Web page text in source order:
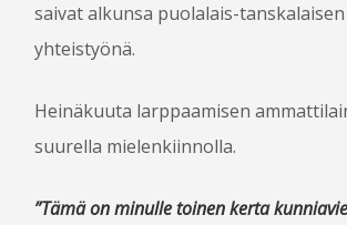
VAPAAEHTOISILLE
PELINJOHTAJAKSI
LIPUT
saivat alkunsa puolalais-
yhteistyönä.
Heinäkuuta larppaamisen
suurella mielenkiinnolla.
”Tämä on minulle toinen kerta